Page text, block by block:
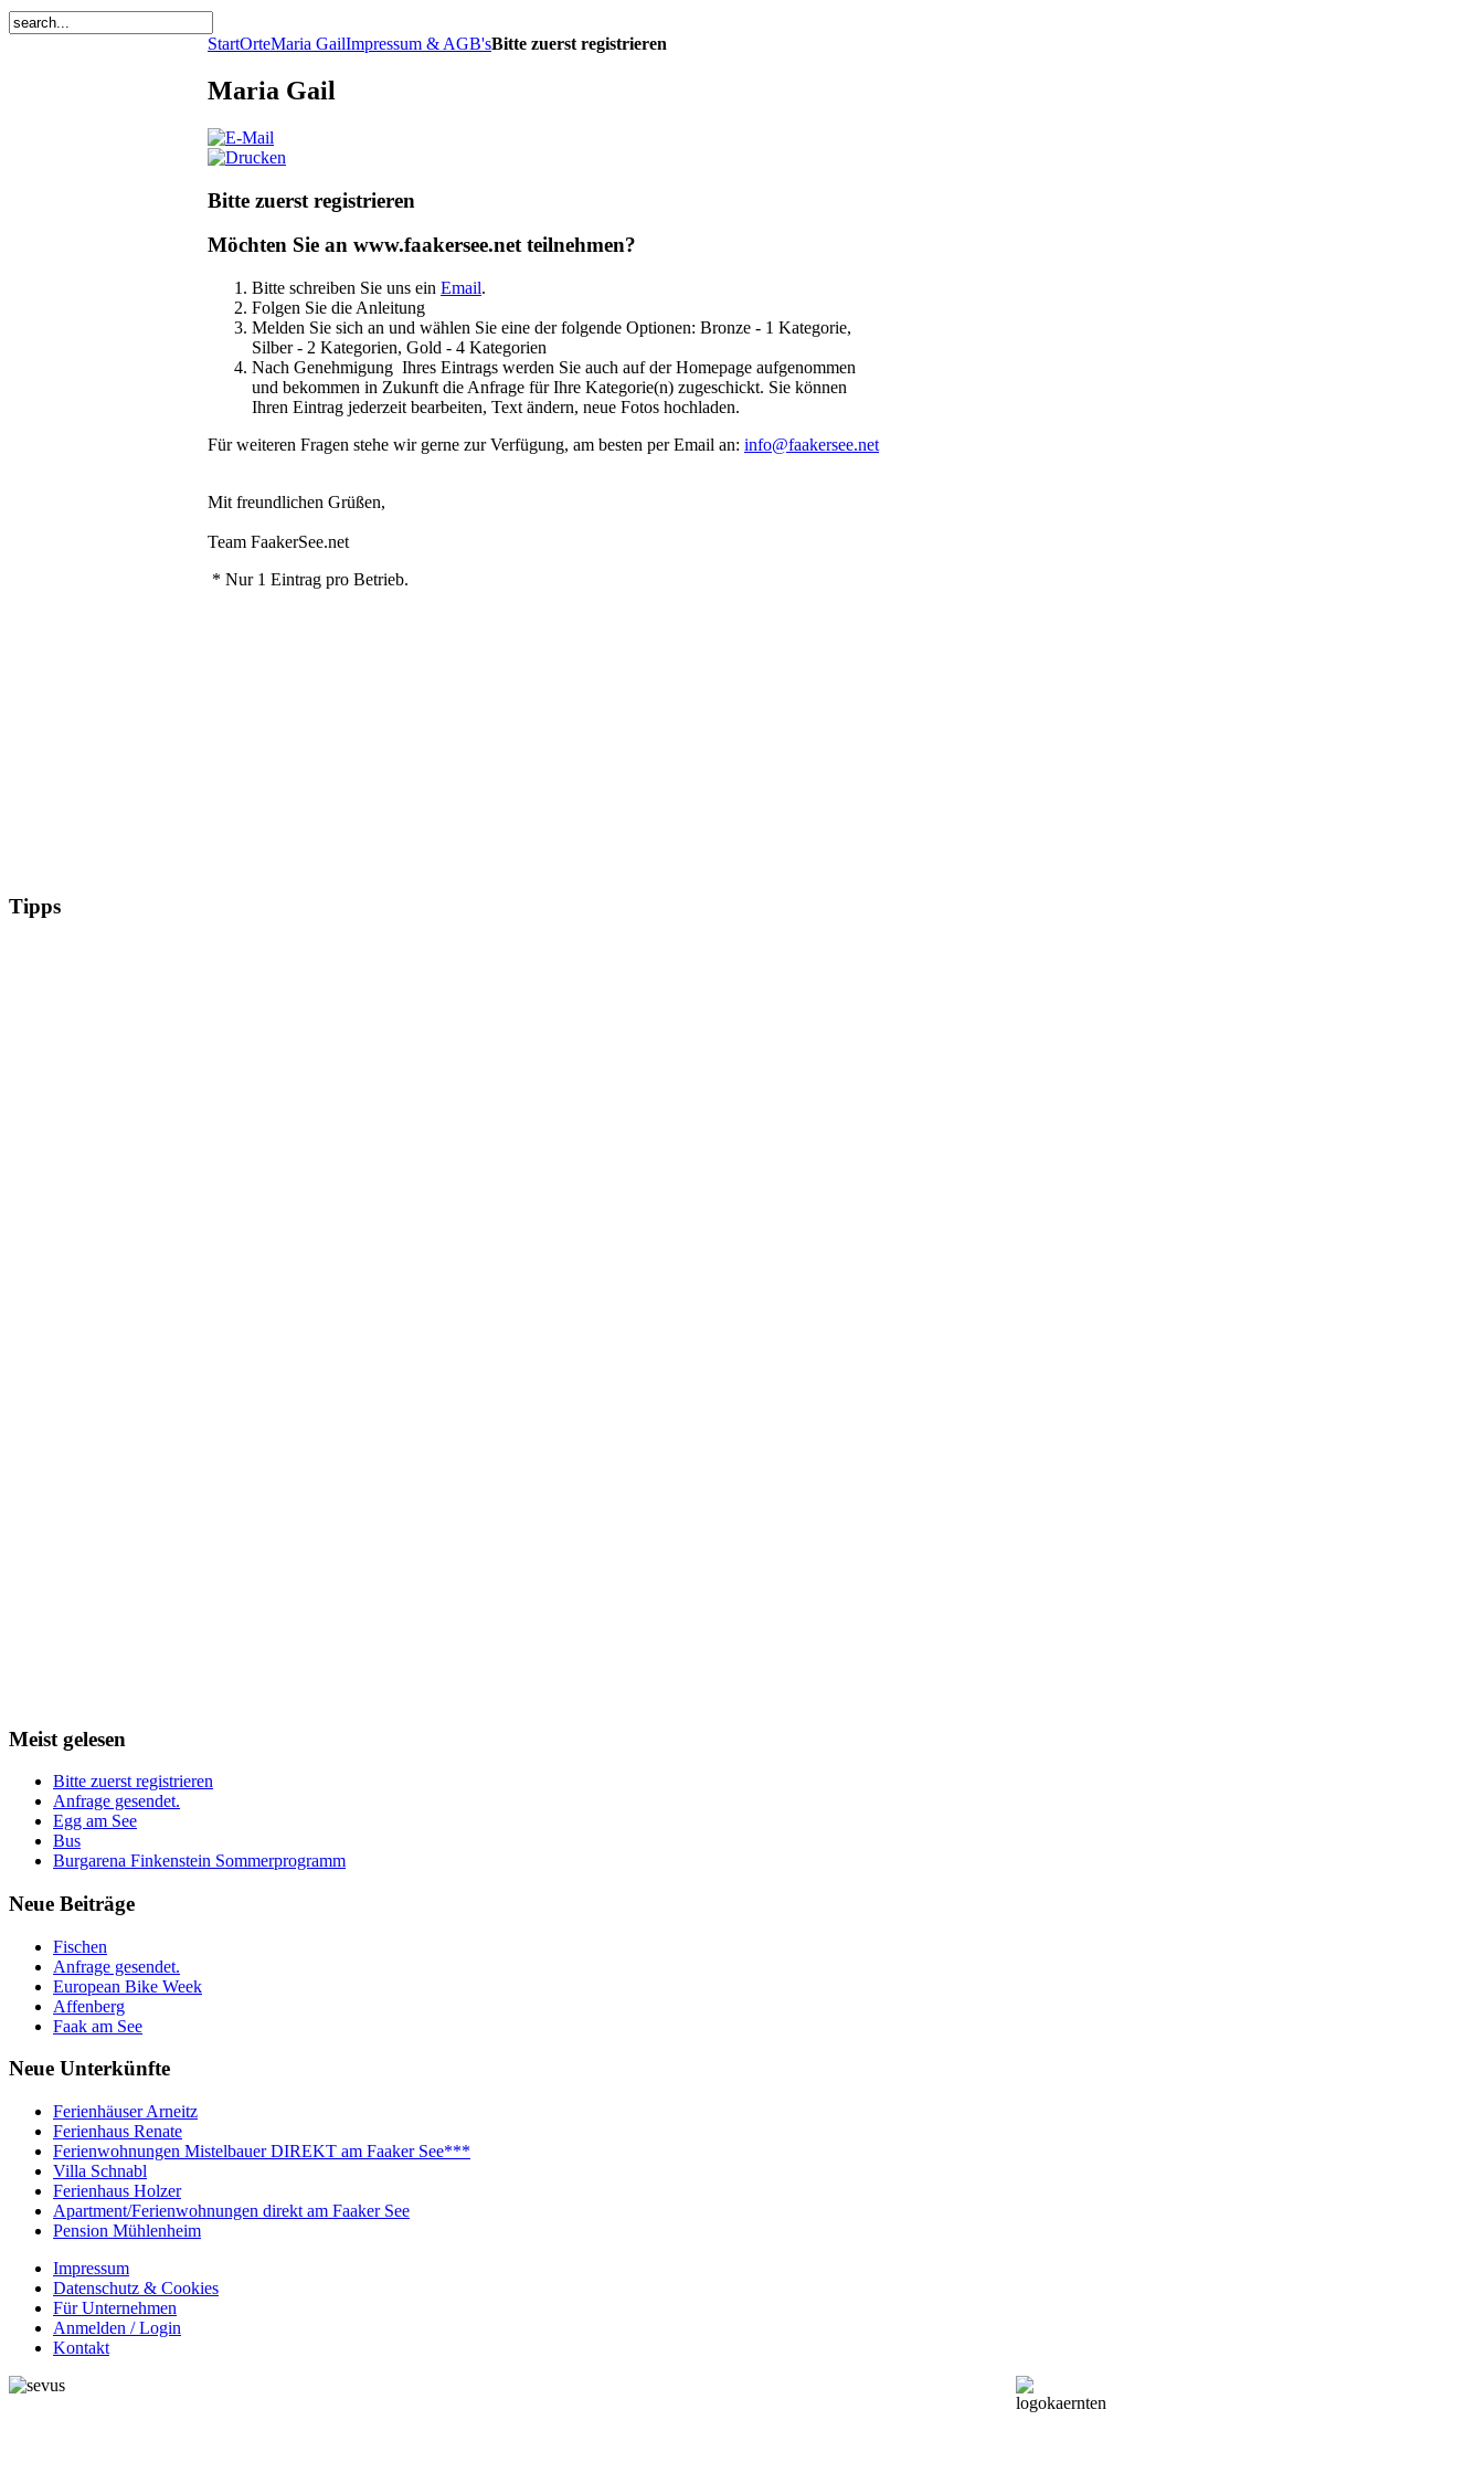
StartOrteMaria GailImpressum & AGB'sBitte zuerst registrieren
Maria Gail
Bitte zuerst registrieren
Möchten Sie an www.faakersee.net teilnehmen?
Bitte schreiben Sie uns ein Email.
Folgen Sie die Anleitung
Melden Sie sich an und wählen Sie eine der folgende Optionen: Bronze - 1 Kategorie,
Silber - 2 Kategorien, Gold - 4 Kategorien
Nach Genehmigung Ihres Eintrags werden Sie auch auf der Homepage aufgenommen
und bekommen in Zukunft die Anfrage für Ihre Kategorie(n) zugeschickt. Sie können
Ihren Eintrag jederzeit bearbeiten, Text ändern, neue Fotos hochladen.
Für weiteren Fragen stehe wir gerne zur Verfügung, am besten per Email an: info@faakersee.net
Mit freundlichen Grüßen,
Team FaakerSee.net
* Nur 1 Eintrag pro Betrieb.
Tipps
Meist gelesen
Bitte zuerst registrieren
Anfrage gesendet.
Egg am See
Bus
Burgarena Finkenstein Sommerprogramm
Neue Beiträge
Fischen
Anfrage gesendet.
European Bike Week
Affenberg
Faak am See
Neue Unterkünfte
Ferienhäuser Arneitz
Ferienhaus Renate
Ferienwohnungen Mistelbauer DIREKT am Faaker See***
Villa Schnabl
Ferienhaus Holzer
Apartment/Ferienwohnungen direkt am Faaker See
Pension Mühlenheim
Impressum
Datenschutz & Cookies
Für Unternehmen
Anmelden / Login
Kontakt